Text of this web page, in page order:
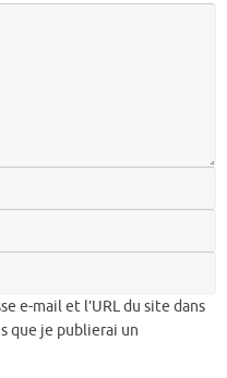
e-mail et l’URL du site dans
que je publierai un